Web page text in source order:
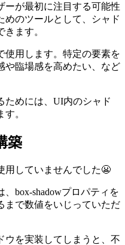
ーが最初に注目する可能性
めのツールとして、シャド
ます。
用します。 特定の要素を
や臨場感を高めたい 、など
ためには、UI内のシャド
。
築
用していませんでした😬
box-shadowプロパティを
まで数値をいじっていただ
ウを実装してしまうと、不